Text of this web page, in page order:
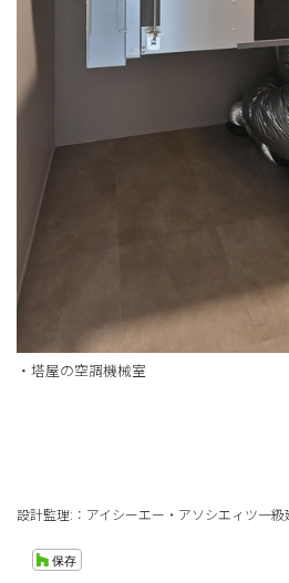
・塔屋の空調機械室
設計監理:：アイシーエー・アソシエィツ一